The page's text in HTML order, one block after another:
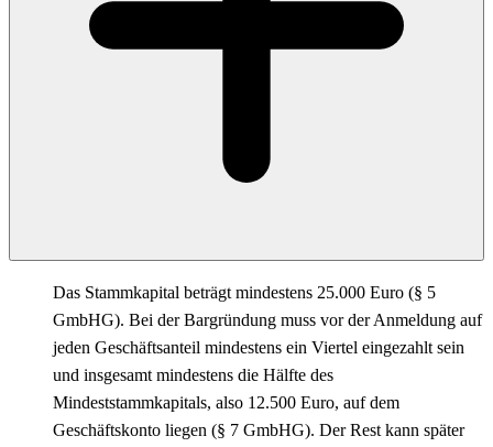
Das Stammkapital beträgt mindestens 25.000 Euro (§ 5
GmbHG). Bei der Bargründung muss vor der Anmeldung auf
jeden Geschäftsanteil mindestens ein Viertel eingezahlt sein
und insgesamt mindestens die Hälfte des
Mindeststammkapitals, also 12.500 Euro, auf dem
Geschäftskonto liegen (§ 7 GmbHG). Der Rest kann später